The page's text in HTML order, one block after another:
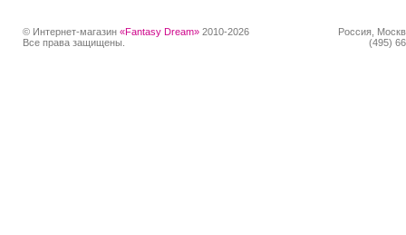
© Интернет-магазин «Fantasy Dream» 2010-2026
Все права защищены.
Россия,
(495)